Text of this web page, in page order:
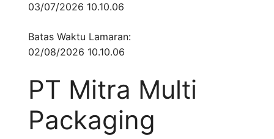
03/07/2026 10.10.06
Batas Waktu Lamaran:
02/08/2026 10.10.06
PT Mitra Multi
Packaging